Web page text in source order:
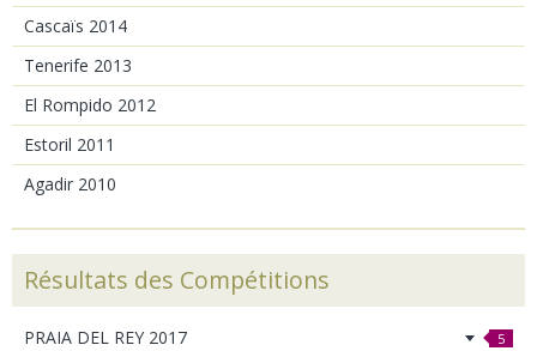
Cascaïs 2014
Tenerife 2013
El Rompido 2012
Estoril 2011
Agadir 2010
Résultats des Compétitions
PRAIA DEL REY 2017 5